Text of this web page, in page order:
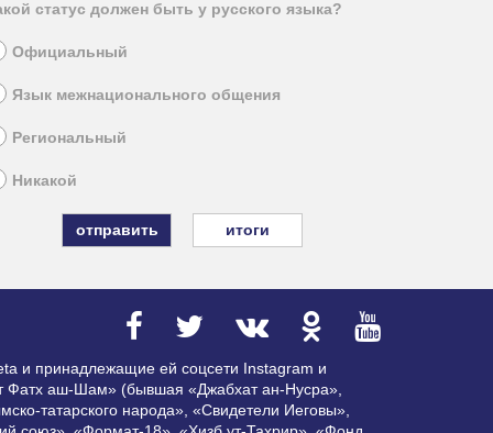
статус должен быть у русского языка?
Официальный
Язык межнационального общения
Региональный
Никакой
итоги
и принадлежащие ей соцсети Instagram и
Фатх аш-Шам» (бывшая «Джабхат ан-Нусра»,
татарского народа», «Свидетели Иеговы»,